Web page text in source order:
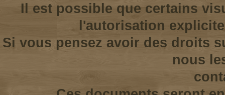
Il est possible que certains
l'autorisation
Si vous pensez avoir des droits
nous